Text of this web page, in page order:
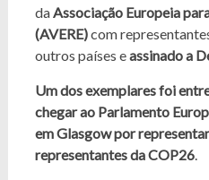
daAssociação Europeia
(AVERE)com
outros países eassinado a
Um dos exemplares foi
chegar ao Parlamento
em Glasgow por
representantes da COP26.